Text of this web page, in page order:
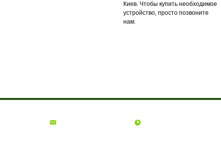
Киев. Чтобы купить необходимое
устройство, просто позвоните
нам.